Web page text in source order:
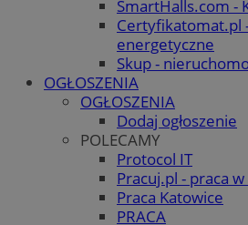
SmartHalls.com -
Certyfikatomat.pl
energetyczne
Skup -
OGŁOSZENIA
OGŁOSZENIA
Dodaj ogłoszenie
POLECAMY
Protocol IT
Pracuj.pl - praca
Praca Katowice
PRACA